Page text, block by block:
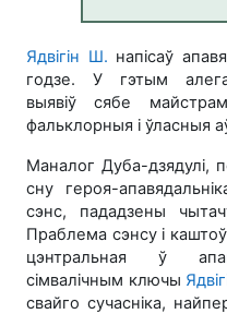
Ядвігін Ш. напісаў
годзе. У гэтым
выявіў сябе
фальклорныя і ўласныя
Маналог Дуба-дзядулі,
сну героя-
сэнс, пададзены
Праблема сэнсу і
цэнтральная ў
сімвалічным ключы
свайго сучасніка,